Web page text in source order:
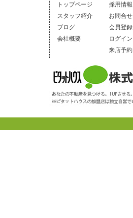
トップページ
スタッフ紹介
ブログ
会社概要
採用情報
お問合せ
会員登録
ログイン
来店予約